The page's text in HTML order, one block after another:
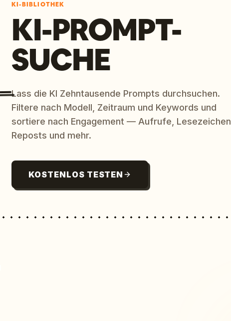
KI-BIBLIOTHEK
KI-PROMPT-
SUCHE
Lass die KI Zehntausende Prompts durchsuchen.
Filtere nach Modell, Zeitraum und Keywords und
sortiere nach Engagement — Aufrufe, Lesezeichen,
Reposts und mehr.
KOSTENLOS TESTEN